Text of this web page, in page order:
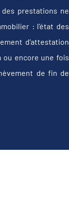
prestations ne
: l'état des
d’attestation
ou encore une fois
de fin de